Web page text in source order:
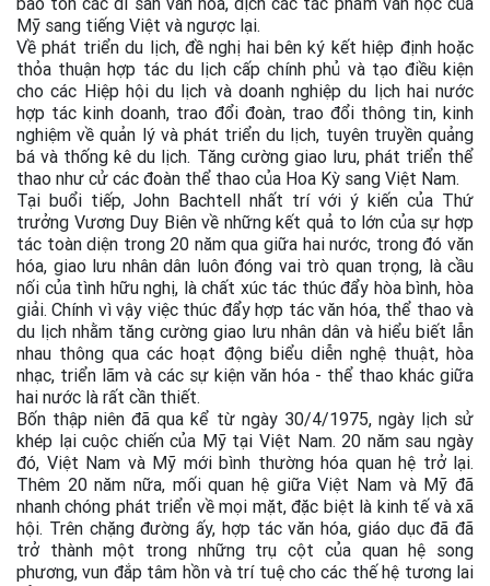
Mỹ sang tiếng Việt và ngược lại.
Về phát triển du lịch, đề nghị hai bên ký kết hiệp định hoặc
thỏa thuận hợp tác du lịch cấp chính phủ và tạo điều kiện
cho các Hiệp hội du lịch và doanh nghiệp du lịch hai nước
hợp tác kinh doanh, trao đổi đoàn, trao đổi thông tin, kinh
nghiệm về quản lý và phát triển du lịch, tuyên truyền quảng
bá và thống kê du lịch. Tăng cường giao lưu, phát triển thể
thao như cử các đoàn thể thao của Hoa Kỳ sang Việt Nam.
Tại buổi tiếp, John Bachtell nhất trí với ý kiến của Thứ
trưởng Vương Duy Biên về những kết quả to lớn của sự hợp
tác toàn diện trong 20 năm qua giữa hai nước, trong đó văn
hóa, giao lưu nhân dân luôn đóng vai trò quan trọng, là cầu
nối của tình hữu nghị, là chất xúc tác thúc đẩy hòa bình, hòa
giải. Chính vì vậy việc thúc đẩy hợp tác văn hóa, thể thao và
du lịch nhằm tăng cường giao lưu nhân dân và hiểu biết lẫn
nhau thông qua các hoạt động biểu diễn nghệ thuật, hòa
nhạc, triển lãm và các sự kiện văn hóa - thể thao khác giữa
hai nước là rất cần thiết.
Bốn thập niên đã qua kể từ ngày 30/4/1975, ngày lịch sử
khép lại cuộc chiến của Mỹ tại Việt Nam. 20 năm sau ngày
đó, Việt Nam và Mỹ mới bình thường hóa quan hệ trở lại.
Thêm 20 năm nữa, mối quan hệ giữa Việt Nam và Mỹ đã
nhanh chóng phát triển về mọi mặt, đặc biệt là kinh tế và xã
hội. Trên chặng đường ấy, hợp tác văn hóa, giáo dục đã đã
trở thành một trong những trụ cột của quan hệ song
phương, vun đắp tâm hồn và trí tuệ cho các thế hệ tương lai